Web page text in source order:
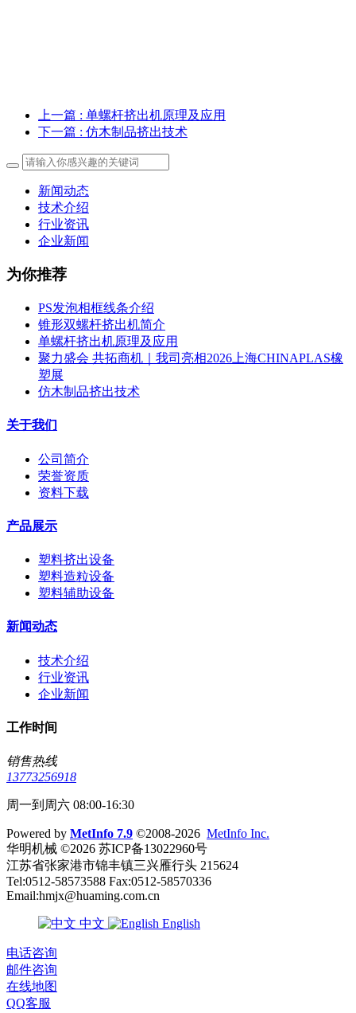
上一篇 : 单螺杆挤出机原理及应用
下一篇 : 仿木制品挤出技术
新闻动态
技术介绍
行业资讯
企业新闻
为你推荐
PS发泡相框线条介绍
锥形双螺杆挤出机简介
单螺杆挤出机原理及应用
聚力盛会 共拓商机｜我司亮相2026上海CHINAPLAS橡
塑展
仿木制品挤出技术
关于我们
公司简介
荣誉资质
资料下载
产品展示
塑料挤出设备
塑料造粒设备
塑料辅助设备
新闻动态
技术介绍
行业资讯
企业新闻
工作时间
销售热线
13773256918
周一到周六 08:00-16:30
Powered by MetInfo 7.9 ©2008-2026 MetInfo Inc.
华明机械 ©2026 苏ICP备13022960号
江苏省张家港市锦丰镇三兴雁行头 215624
Tel:0512-58573588 Fax:0512-58570336
Email:hmjx@huaming.com.cn
中文 English
电话咨询
邮件咨询
在线地图
QQ客服